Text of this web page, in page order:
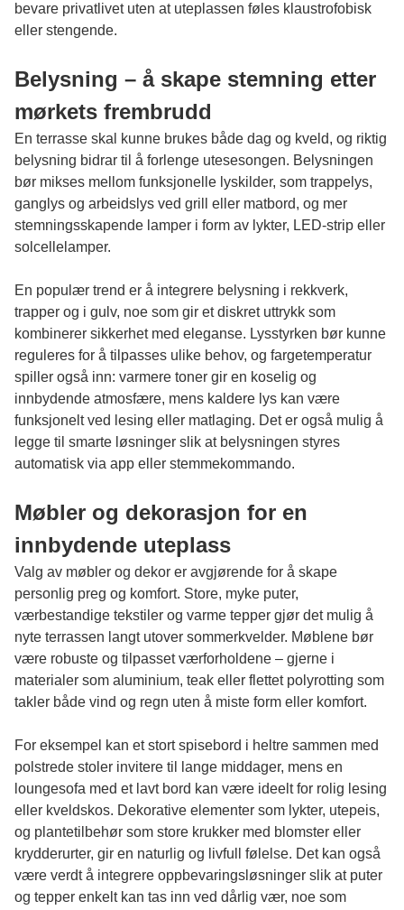
bevare privatlivet uten at uteplassen føles klaustrofobisk
eller stengende.
Belysning – å skape stemning etter
mørkets frembrudd
En terrasse skal kunne brukes både dag og kveld, og riktig
belysning bidrar til å forlenge utesesongen. Belysningen
bør mikses mellom funksjonelle lyskilder, som trappelys,
ganglys og arbeidslys ved grill eller matbord, og mer
stemningsskapende lamper i form av lykter, LED-strip eller
solcellelamper.
En populær trend er å integrere belysning i rekkverk,
trapper og i gulv, noe som gir et diskret uttrykk som
kombinerer sikkerhet med eleganse. Lysstyrken bør kunne
reguleres for å tilpasses ulike behov, og fargetemperatur
spiller også inn: varmere toner gir en koselig og
innbydende atmosfære, mens kaldere lys kan være
funksjonelt ved lesing eller matlaging. Det er også mulig å
legge til smarte løsninger slik at belysningen styres
automatisk via app eller stemmekommando.
Møbler og dekorasjon for en
innbydende uteplass
Valg av møbler og dekor er avgjørende for å skape
personlig preg og komfort. Store, myke puter,
værbestandige tekstiler og varme tepper gjør det mulig å
nyte terrassen langt utover sommerkvelder. Møblene bør
være robuste og tilpasset værforholdene – gjerne i
materialer som aluminium, teak eller flettet polyrotting som
takler både vind og regn uten å miste form eller komfort.
For eksempel kan et stort spisebord i heltre sammen med
polstrede stoler invitere til lange middager, mens en
loungesofa med et lavt bord kan være ideelt for rolig lesing
eller kveldskos. Dekorative elementer som lykter, utepeis,
og plantetilbehør som store krukker med blomster eller
krydderurter, gir en naturlig og livfull følelse. Det kan også
være verdt å integrere oppbevaringsløsninger slik at puter
og tepper enkelt kan tas inn ved dårlig vær, noe som